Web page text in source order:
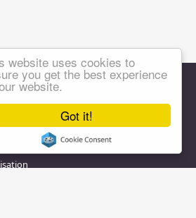
Got it!
website uses cookies to
you get the best experience
website.
vous !